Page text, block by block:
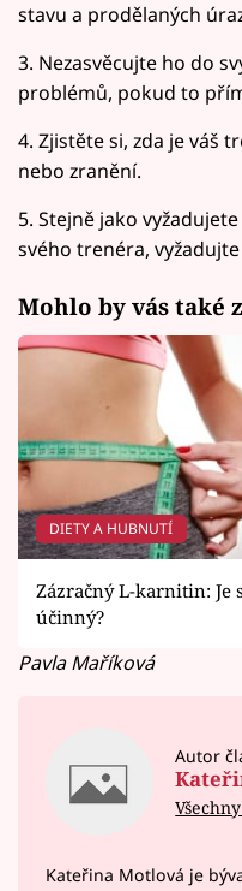
stavu a prodělaných
3. Nezasvěcujte ho do
problémů, pokud to
4. Zjistěte si, zda je váš
nebo zranění.
5. Stejně jako
svého trenéra,
Mohlo by vás také
DIETY A HUBNUTÍ
Zázračný L-karnitin: Je
účinný?
Pavla Maříková
Autor
Kateřina Motlová je